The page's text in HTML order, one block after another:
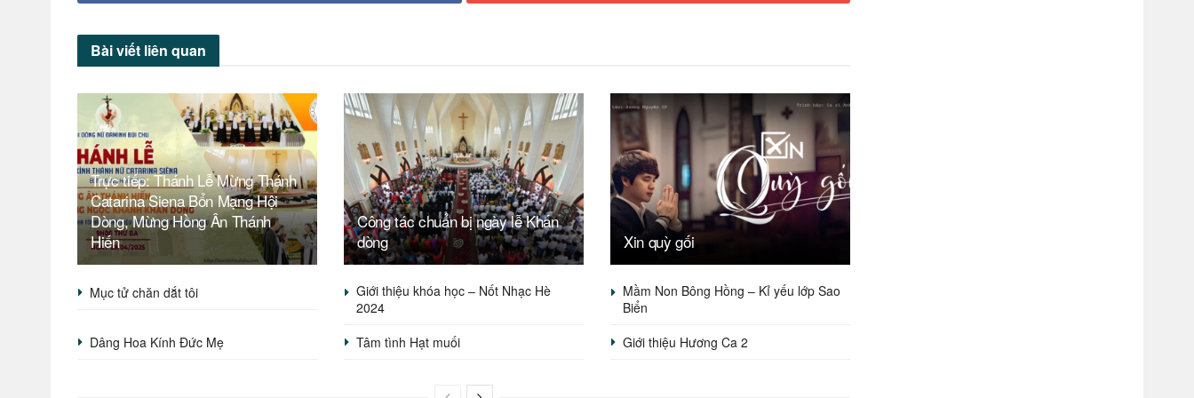
Bài viết liên quan
Trực tiếp: Thánh Lễ Mừng Thánh
Catarina Siena Bổn Mạng Hội
Dòng, Mừng Hồng Ân Thánh
Hiến
Công tác chuẩn bị ngày lễ Khấn
dòng
Xin quỳ gối
Mục tử chăn dắt tôi
Giới thiệu khóa học – Nốt Nhạc Hè
2024
Mầm Non Bông Hồng – Kỉ yếu lớp Sao
Biển
Dâng Hoa Kính Đức Mẹ
Tâm tình Hạt muối Giới thiệu Hương Ca 2